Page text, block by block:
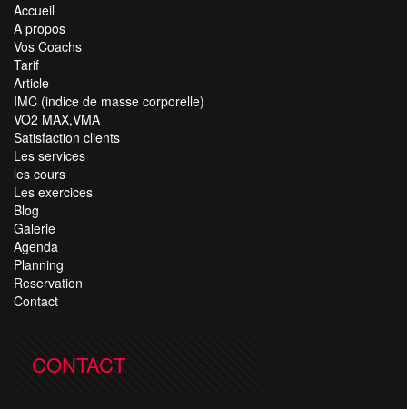
Accueil
A propos
Vos Coachs
Tarif
Article
IMC (indice de masse corporelle)
VO2 MAX,VMA
Satisfaction clients
Les services
les cours
Les exercices
Blog
Galerie
Agenda
Planning
Reservation
Contact
CONTACT